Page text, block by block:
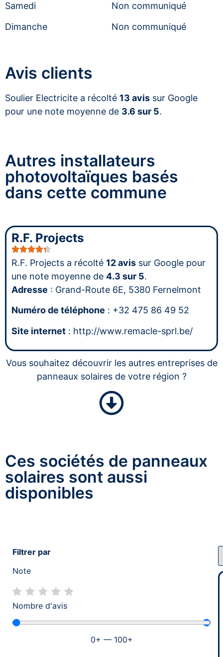
Samedi
Non communiqué
Dimanche
Non communiqué
Avis clients
Soulier Electricite a récolté 13 avis sur Google
pour une note moyenne de 3.6 sur 5.
Autres installateurs
photovoltaïques basés
dans cette commune
R.F. Projects
R.F. Projects a récolté 12 avis sur Google pour
une note moyenne de 4.3 sur 5.
Adresse : Grand-Route 6E, 5380 Fernelmont
Numéro de téléphone : +32 475 86 49 52
Site internet : http://www.remacle-sprl.be/
Vous souhaitez découvrir les autres entreprises de
panneaux solaires de votre région ?
Ces sociétés de panneaux
solaires sont aussi
disponibles
Filtrer par
Note
Nombre d'avis
0+ — 100+